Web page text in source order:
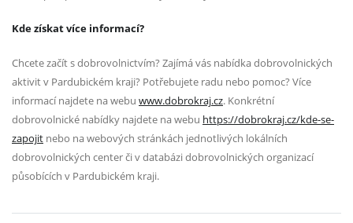
Kde získat více informací?
Chcete začít s dobrovolnictvím? Zajímá vás nabídka dobrovolnických
aktivit v Pardubickém kraji? Potřebujete radu nebo pomoc? Více
informací najdete na webu www.dobrokraj.cz. Konkrétní
dobrovolnické nabídky najdete na webu https://dobrokraj.cz/kde-se-
zapojit nebo na webových stránkách jednotlivých lokálních
dobrovolnických center či v databázi dobrovolnických organizací
působících v Pardubickém kraji.